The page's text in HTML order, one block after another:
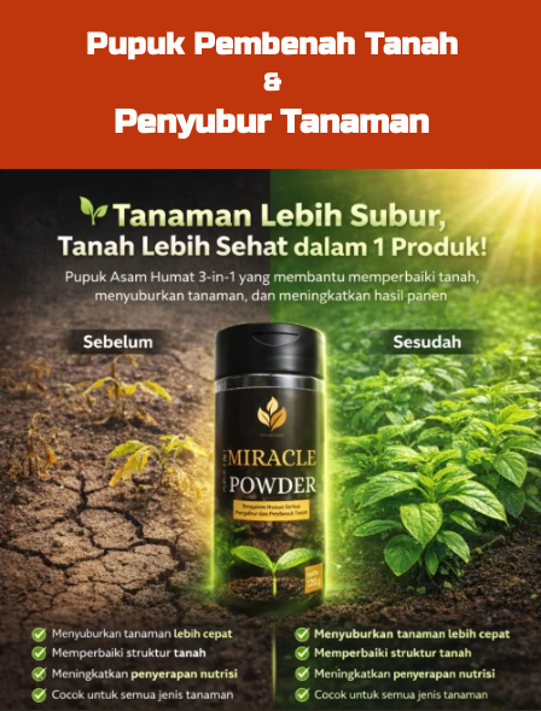
Pupuk Pembenah Tanah
&
Penyubur Tanaman